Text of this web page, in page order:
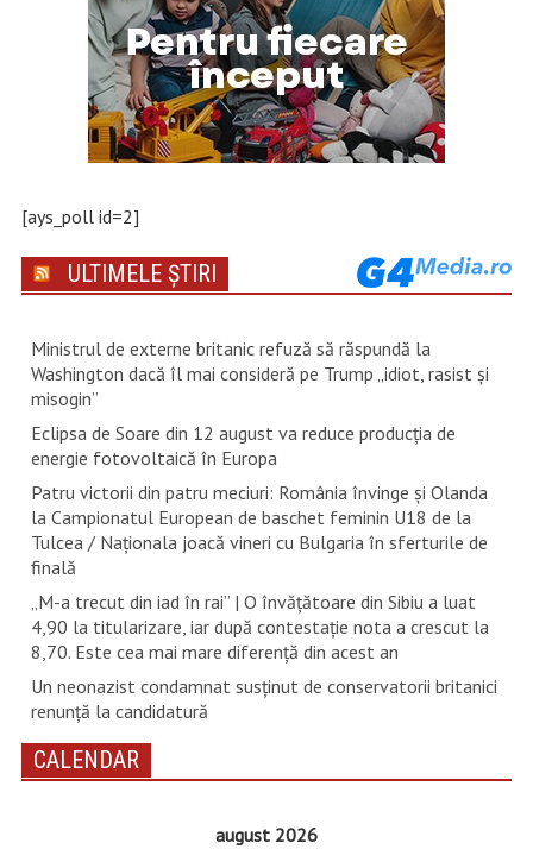
[ays_poll id=2]
ULTIMELE ȘTIRI
Ministrul de externe britanic refuză să răspundă la
Washington dacă îl mai consideră pe Trump „idiot, rasist şi
misogin”
Eclipsa de Soare din 12 august va reduce producția de
energie fotovoltaică în Europa
Patru victorii din patru meciuri: România învinge și Olanda
la Campionatul European de baschet feminin U18 de la
Tulcea / Naționala joacă vineri cu Bulgaria în sferturile de
finală
„M-a trecut din iad în rai” | O învățătoare din Sibiu a luat
4,90 la titularizare, iar după contestație nota a crescut la
8,70. Este cea mai mare diferență din acest an
Un neonazist condamnat susţinut de conservatorii britanici
renunţă la candidatură
CALENDAR
august 2026